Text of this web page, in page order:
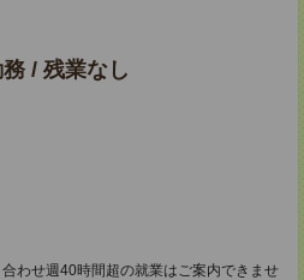
/ 残業なし
わせ週40時間超の就業はご案内できませ